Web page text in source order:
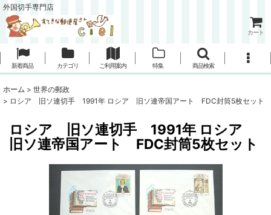
外国切手専門店
カート
新着商品 カテゴリ ご利用案内 特集 商品検索
ホーム > 世界の郵政
> ロシア 旧ソ連切手 1991年 ロシア 旧ソ連帝国アート FDC封筒5枚セット
ロシア 旧ソ連切手 1991年 ロシア
旧ソ連帝国アート FDC封筒5枚セット